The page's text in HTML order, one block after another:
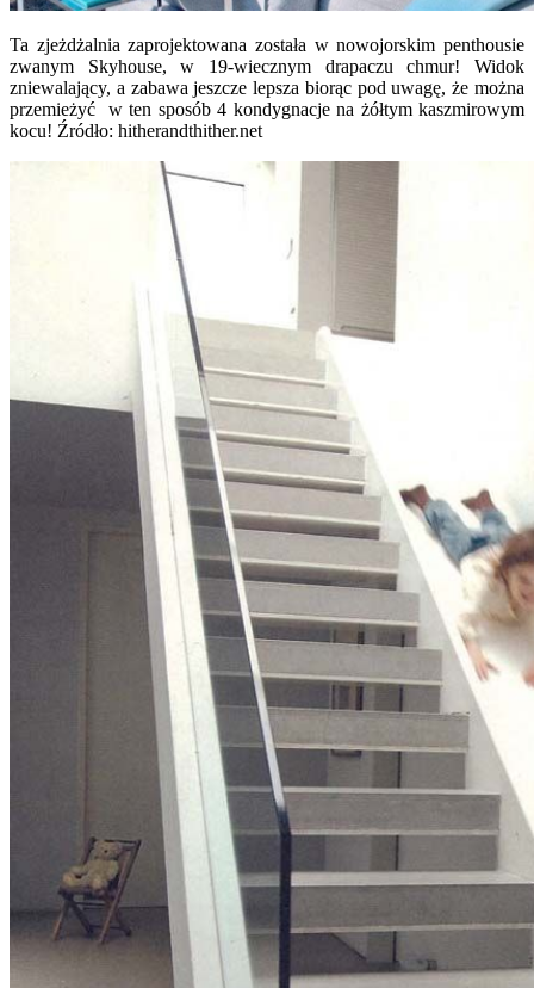
Ta zjeżdżalnia zaprojektowana została w nowojorskim penthousie
zwanym Skyhouse, w 19-wiecznym drapaczu chmur! Widok
zniewalający, a zabawa jeszcze lepsza biorąc pod uwagę, że można
przemieżyć w ten sposób 4 kondygnacje na żółtym kaszmirowym
kocu! Źródło: hitherandthither.net